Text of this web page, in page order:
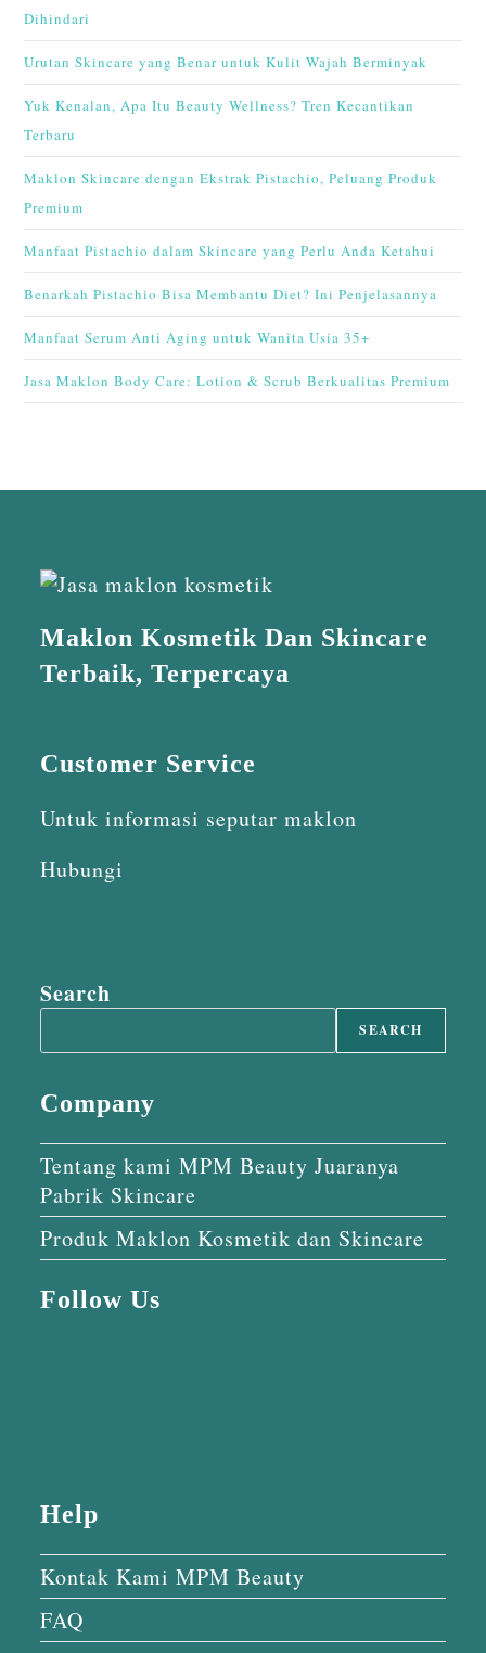
Dihindari
Urutan Skincare yang Benar untuk Kulit Wajah Berminyak
Yuk Kenalan, Apa Itu Beauty Wellness? Tren Kecantikan
Terbaru
Maklon Skincare dengan Ekstrak Pistachio, Peluang Produk
Premium
Manfaat Pistachio dalam Skincare yang Perlu Anda Ketahui
Benarkah Pistachio Bisa Membantu Diet? Ini Penjelasannya
Manfaat Serum Anti Aging untuk Wanita Usia 35+
Jasa Maklon Body Care: Lotion & Scrub Berkualitas Premium
Maklon Kosmetik Dan Skincare
Terbaik, Terpercaya
Customer Service
Untuk informasi seputar maklon
Hubungi
Search
SEARCH
Company
Tentang kami MPM Beauty Juaranya
Pabrik Skincare
Produk Maklon Kosmetik dan Skincare
Follow Us
Help
Kontak Kami MPM Beauty
FAQ